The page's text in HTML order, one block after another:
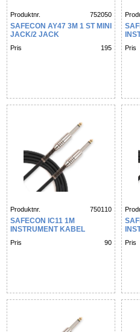
Produktnr. 752050
SAFECON AY47 3M 1 ST MINI
JACK/2 JACK
Pris 195 Pris
Produktnr. 750110
SAFECON IC11 1M
INSTRUMENT KABEL
Pris 90 Pris